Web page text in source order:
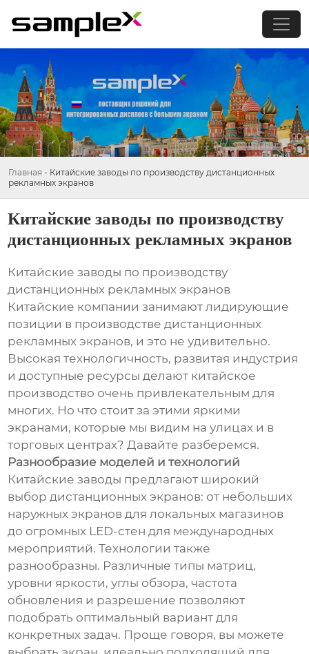
Главная - Китайские заводы по производству дистанционных
рекламных экранов
Китайские заводы по производству
дистанционных рекламных экранов
Китайские заводы по производству
дистанционных рекламных экранов
Китайские компании занимают лидирующие
позиции в производстве дистанционных
рекламных экранов, и это не удивительно.
Высокая технологичность, развитая индустрия
и доступные ресурсы делают китайское
производство очень привлекательным для
многих. Но что стоит за этими яркими
экранами, которые мы видим на улицах и в
торговых центрах? Давайте разберемся.
Разнообразие моделей и технологий
Китайские заводы предлагают широкий
выбор дистанционных экранов: от небольших
наружных экранов для локальных магазинов
до огромных LED-стен для международных
мероприятий. Технологии также
разнообразны. Различные типы матриц,
уровни яркости, углы обзора, частота
обновления и разрешение позволяют
подобрать оптимальный вариант для
конкретных задач. Проще говоря, вы можете